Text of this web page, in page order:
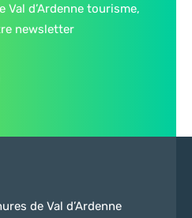
d’Ardenne tourisme,
newsletter
de Val d’Ardenne